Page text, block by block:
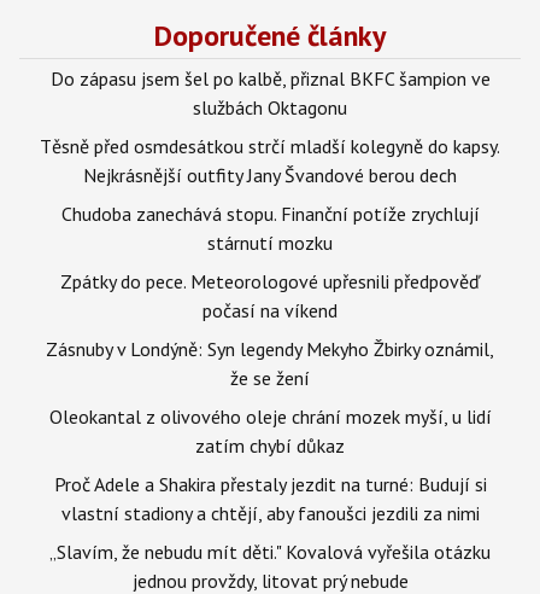
Doporučené články
Do zápasu jsem šel po kalbě, přiznal BKFC šampion ve
službách Oktagonu
Těsně před osmdesátkou strčí mladší kolegyně do kapsy.
Nejkrásnější outfity Jany Švandové berou dech
Chudoba zanechává stopu. Finanční potíže zrychlují
stárnutí mozku
Zpátky do pece. Meteorologové upřesnili předpověď
počasí na víkend
Zásnuby v Londýně: Syn legendy Mekyho Žbirky oznámil,
že se žení
Oleokantal z olivového oleje chrání mozek myší, u lidí
zatím chybí důkaz
Proč Adele a Shakira přestaly jezdit na turné: Budují si
vlastní stadiony a chtějí, aby fanoušci jezdili za nimi
„Slavím, že nebudu mít děti." Kovalová vyřešila otázku
jednou provždy, litovat prý nebude